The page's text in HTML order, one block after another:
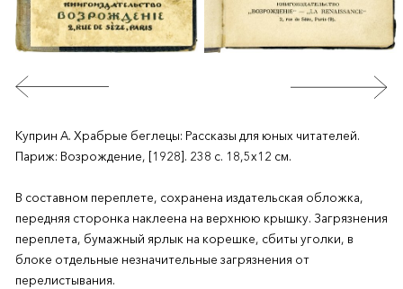
Куприн А. Храбрые беглецы: Рассказы для юных читателей.
Париж: Возрождение, [1928]. 238 с. 18,5х12 см.
В составном переплете, сохранена издательская обложка,
передняя сторонка наклеена на верхнюю крышку. Загрязнения
переплета, бумажный ярлык на корешке, сбиты уголки, в
блоке отдельные незначительные загрязнения от
перелистывания.